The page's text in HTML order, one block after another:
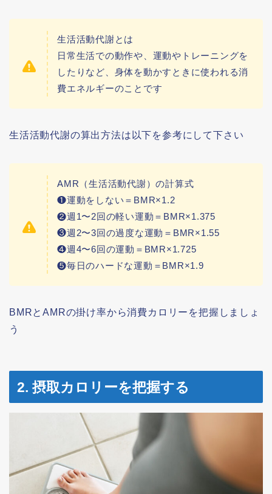
生活活動代謝とは
日常生活での動作や、運動やトレーニングを
したりなど、身体を動かすときに使われる消
費エネルギーのことです
生活活動代謝の算出方法は以下を参考にして下さい
AMR（生活活動代謝）の計算式
❶運動をしない＝BMR×1.2
❷週1〜2回の軽い運動＝BMR×1.375
❸週2〜3回の過度な運動＝BMR×1.55
❹週4〜6回の運動＝BMR×1.725
❺毎日のハードな運動＝BMR×1.9
BMRとAMRの掛け率から消費カロリーを把握しましょ
う
2. 摂取カロリーを把握する